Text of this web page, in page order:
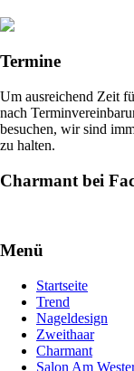
Termine
Um ausreichend Zeit
nach
besuchen, wir sind
zu halten.
Charmant bei
Menü
Startseite
Trend
Nageldesign
Zweithaar
Charmant
Salon Am